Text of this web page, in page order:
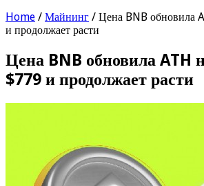
Home / Майнинг / Цена BNB обновила
и продолжает расти
Цена BNB обновила ATH
$779 и продолжает расти